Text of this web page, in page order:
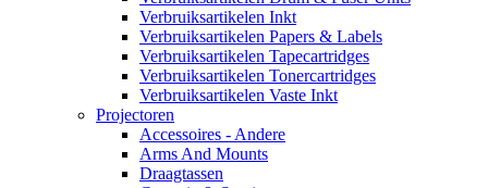
Verbruiksartikelen Inkt
Verbruiksartikelen Papers & Labels
Verbruiksartikelen Tapecartridges
Verbruiksartikelen Tonercartridges
Verbruiksartikelen Vaste Inkt
Projectoren
Accessoires - Andere
Arms And Mounts
Draagtassen